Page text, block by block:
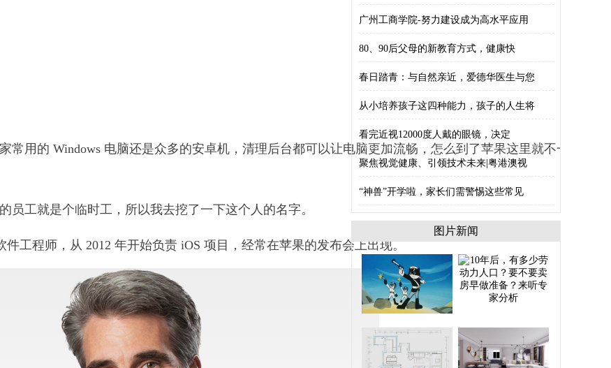
用的 Windows 电脑还是众多的安卓机，清理后台都可以让电脑更加流畅，怎么到了苹果这里就不一
工就是个临时工，所以我去挖了一下这个人的名字。
工程师，从 2012 年开始负责 iOS 项目，经常在苹果的发布会上出现。
广州工商学院-努力建设成为高水平应用
80、90后父母的新教育方式，健康快
春日踏青：与自然亲近，爱德华医生与您
从小培养孩子这四种能力，孩子的人生将
看完近视12000度人戴的眼镜，决定
聚焦视觉健康、引领技术未来|粤港澳视
“神兽”开学啦，家长们需警惕这些常见
图片新闻